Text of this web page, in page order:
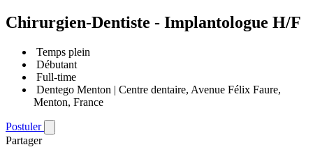
Chirurgien-Dentiste - Implantologue H/F
Temps plein
Débutant
Full-time
Dentego Menton | Centre dentaire, Avenue Félix Faure,
Menton, France
Postuler
Partager